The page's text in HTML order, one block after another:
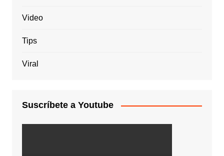
Video
Tips
Viral
Suscríbete a Youtube